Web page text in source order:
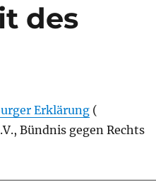
des
Erklärung(
Bündnis gegen Rechts